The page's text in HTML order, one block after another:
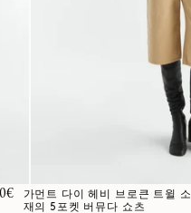
가먼트 다이 헤비 브로큰 트윌 소
재의 5포켓 버뮤다 쇼츠